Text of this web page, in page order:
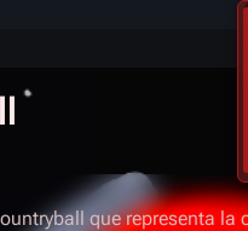
que representa la